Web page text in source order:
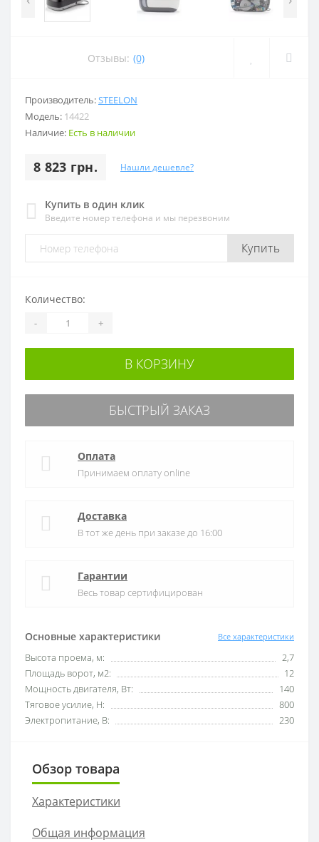
Отзывы: (0)
Производитель:STEELON
Модель: 14422
Наличие: Есть в наличии
8 823 грн. Нашли дешевле?
Купить в один клик
Введите номер телефона и мы перезвоним
Купить
Основные характеристики Все характеристики
Высота проема, м:
2,7
Площадь ворот, м2:
12
Мощность двигателя, Вт:
140
Тяговое усилие, Н:
800
Электропитание, В:
230
Количество:
- +
В КОРЗИНУ
БЫСТРЫЙ ЗАКАЗ
Оплата
Принимаем оплату online
Доставка
В тот же день при заказе до 16:00
Гарантии
Весь товар сертифицирован
Обзор товара
Характеристики
Общая информация